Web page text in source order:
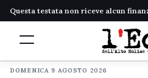
Questa testata non riceve alcun
DOMENICA 9 AGOSTO 2026